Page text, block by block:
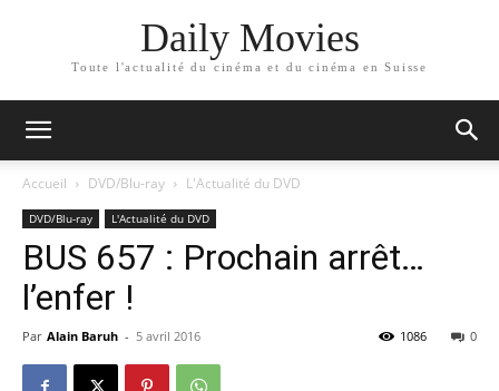
Daily Movies
Toute l'actualité du cinéma et du cinéma en Suisse
Accueil DVD/Blu-ray L'Actualité du DVD
DVD/Blu-ray L'Actualité du DVD
BUS 657 : Prochain arrêt…
l’enfer !
Par Alain Baruh - 5 avril 2016 0
1086